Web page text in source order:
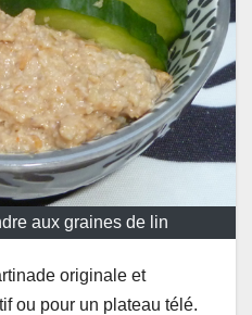
aux graines de lin
originale et
ou pour un plateau télé.